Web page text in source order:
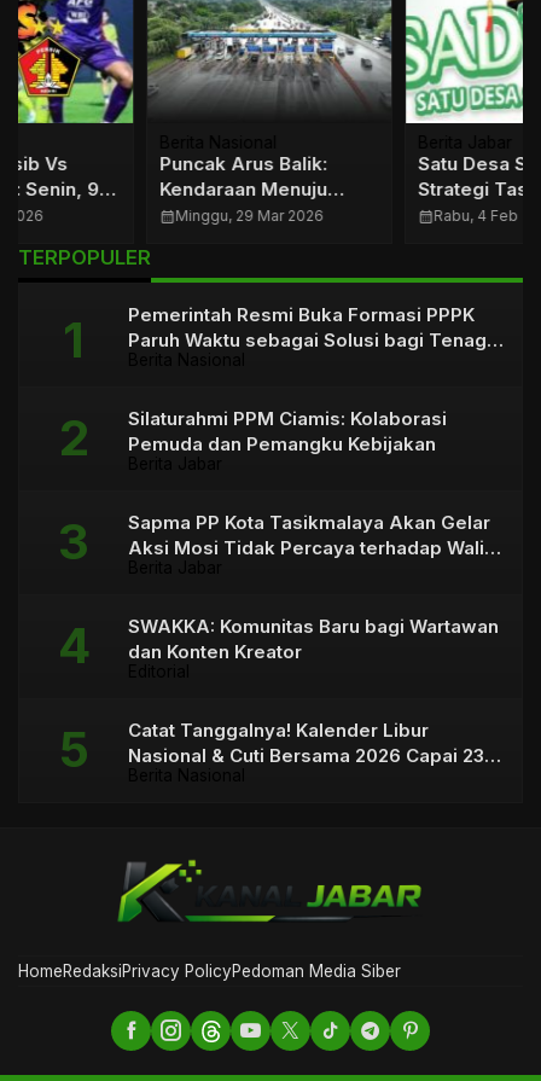
Puncak Arus Balik:
Kendaraan Menuju
Jabodetabek
calendar_month Minggu, 29 Mar 2026
Satu Desa Satu Sarjana,
Strategi Tasikmalaya
Bangun SDM Unggul
calendar_monthRabu, 4 Feb 2026
…
TERPOPULER
Pemerintah Resmi Buka Formasi PPPK
Paruh Waktu sebagai Solusi bagi Tenaga
Silaturahmi PPM Ciamis: Kolaborasi
Pemuda dan Pemangku Kebijakan
Sapma PP Kota Tasikmalaya Akan Gelar
Aksi Mosi Tidak Percaya terhadap Wali
SWAKKA: Komunitas Baru bagi Wartawan
dan Konten Kreator
Catat Tanggalnya! Kalender Libur
Nasional & Cuti Bersama 2026 Capai 23
HomeRedaksiPrivacy PolicyPedoman Media Siber